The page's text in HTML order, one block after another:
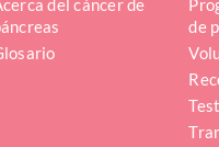
del cáncer de
de